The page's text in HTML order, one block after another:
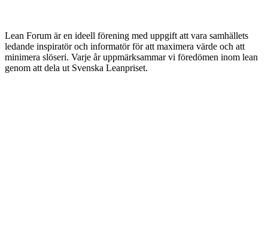
Lean Forum är en ideell förening med uppgift att vara samhällets
ledande inspiratör och informatör för att maximera värde och att
minimera slöseri. Varje år uppmärksammar vi föredömen inom lean
genom att dela ut Svenska Leanpriset.